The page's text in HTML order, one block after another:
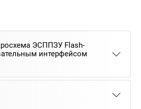
ЭСППЗУ Flash-
интерфейсом